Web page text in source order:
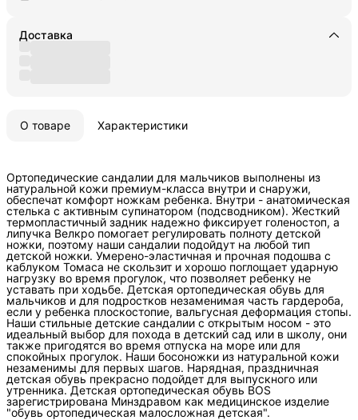
Доставка
О товаре Характеристики
Ортопедические сандалии для мальчиков выполнены из
натуральной кожи премиум-класса внутри и снаружи,
обеспечат комфорт ножкам ребенка. Внутри - анатомическая
стелька с активным супинатором (подсводником). Жесткий
термопластичный задник надежно фиксирует голеностоп, а
липучка Велкро помогает регулировать полноту детской
ножки, поэтому наши сандалии подойдут на любой тип
детской ножки. Умерено-эластичная и прочная подошва с
каблуком Томаса не скользит и хорошо поглощает ударную
нагрузку во время прогулок, что позволяет ребенку не
уставать при ходьбе. Детская ортопедическая обувь для
мальчиков и для подростков незаменимая часть гардероба,
если у ребенка плоскостопие, вальгусная деформация стопы.
Наши стильные детские сандалии с открытым носом - это
идеальный выбор для похода в детский сад или в школу, они
также пригодятся во время отпуска на море или для
спокойных прогулок. Наши босоножки из натуральной кожи
незаменимы для первых шагов. Нарядная, праздничная
детская обувь прекрасно подойдет для выпускного или
утренника. Детская ортопедическая обувь BOS
зарегистрирована Минздравом как медицинское изделие
"обувь ортопедическая малосложная детская".